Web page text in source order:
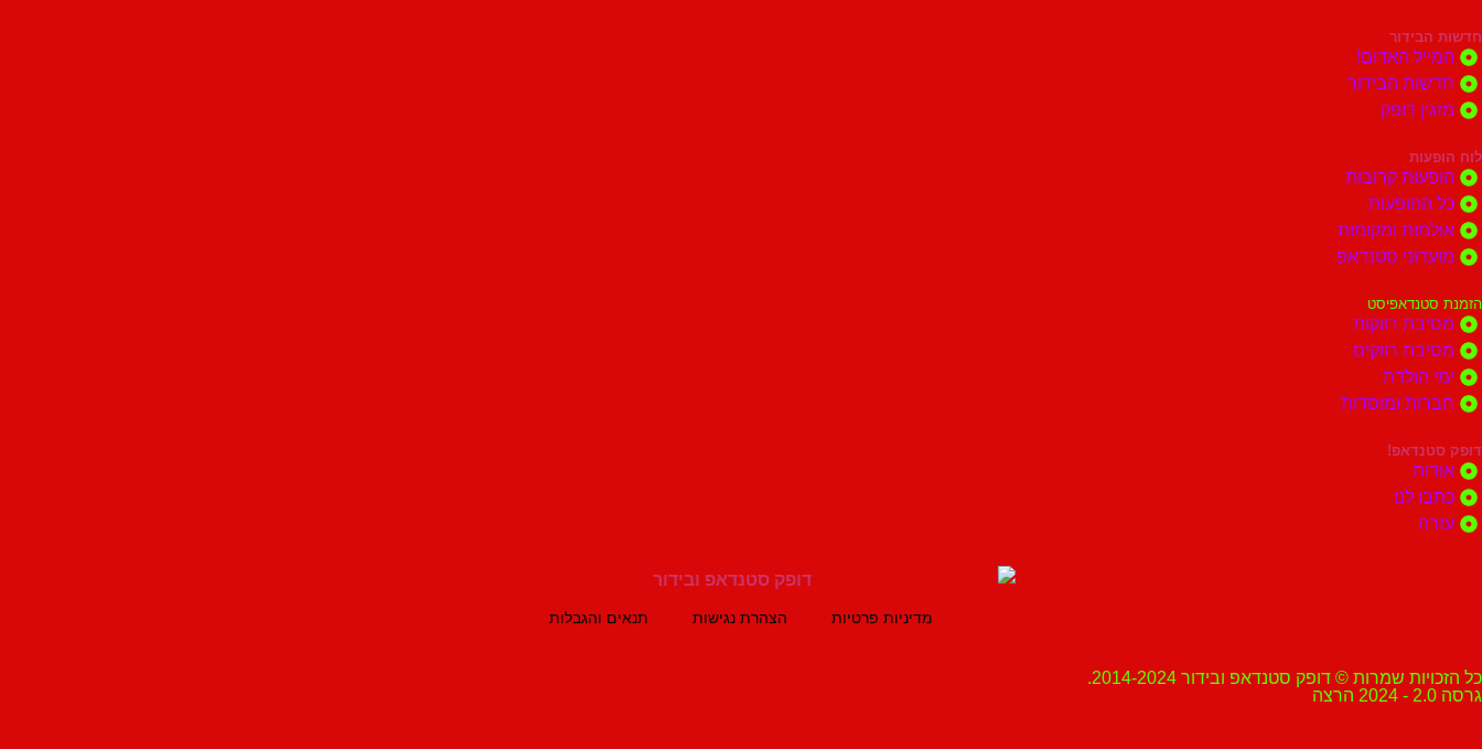
חדשות הבידור
המייל האדום!
חדשות הבידור
מזגין דופק
לוח הופעות
הופעות קרובות
כל ההופעות
אולמות ומקומות
מועדוני סטנדאפ
הזמנת סטנדאפיסט
מסיבת רווקות
מסיבת רווקים
ימי הולדת
חברות ומוסדות
דופק סטנדאפ!
אודות
כתבו לנו
עזרה
מדיניות פרטיות הצהרת נגישות תנאים והגבלות
כל הזכויות שמרות © דופק סטנדאפ ובידור 2014-2024.
גרסה 2.0 - 2024 הרצה